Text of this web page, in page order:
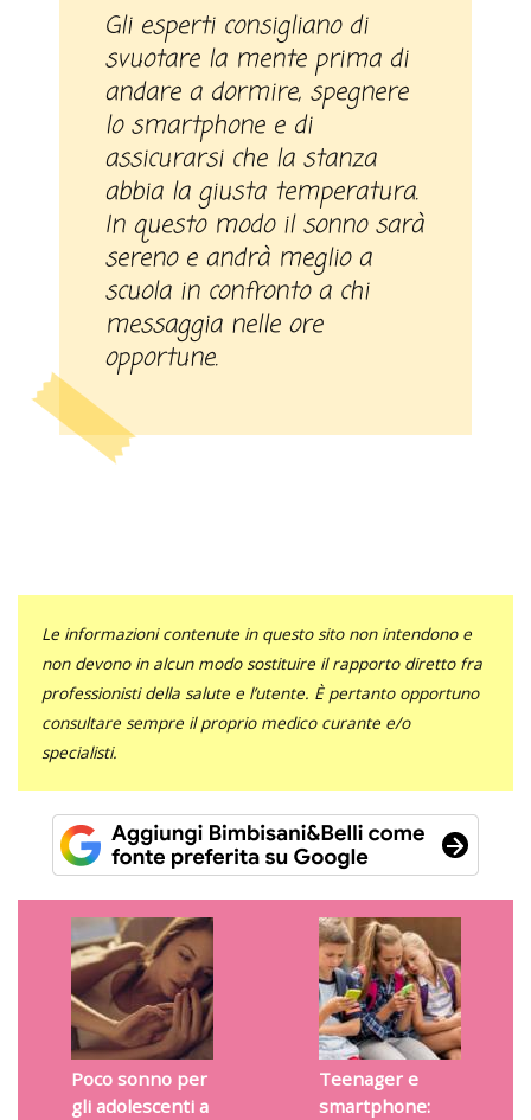
Gli esperti consigliano di
svuotare la mente prima di
andare a dormire, spegnere
lo smartphone e di
assicurarsi che la stanza
abbia la giusta temperatura.
In questo modo il sonno sarà
sereno e andrà meglio a
scuola in confronto a chi
messaggia nelle ore
opportune.
Le informazioni contenute in questo sito non intendono e
non devono in alcun modo sostituire il rapporto diretto fra
professionisti della salute e l’utente. È pertanto opportuno
consultare sempre il proprio medico curante e/o
specialisti.
Poco sonno per
gli adolescenti a
Teenager e
smartphone: